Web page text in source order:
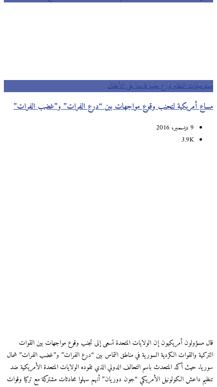
مستوصفات النظام توزع حليبا فاسدا على الأطفال
مساع أمريكية لتجنب وقوع مواجهات بين “درع الفرات” و”غضب الفرات”
3.9K
قال مسؤولون أمريكيون إن الولايات المتحدة تسعى إلى تجنب وقوع مواجهات بين القوات
التركية والقوات الكردية السورية في مناطق التماس بين “درع الفرات” و”غضب الفرات” شمال
سوريا. حيث أكد المتحدث باسم التحالف الدولي الذي تقوده الولايات المتحدة الأمريكية ضد
تنظيم داعش الكولونيل الأمريكي “جون دوريان” أنهم سهلوا محادثات مشتركة مع تركيا وقوات